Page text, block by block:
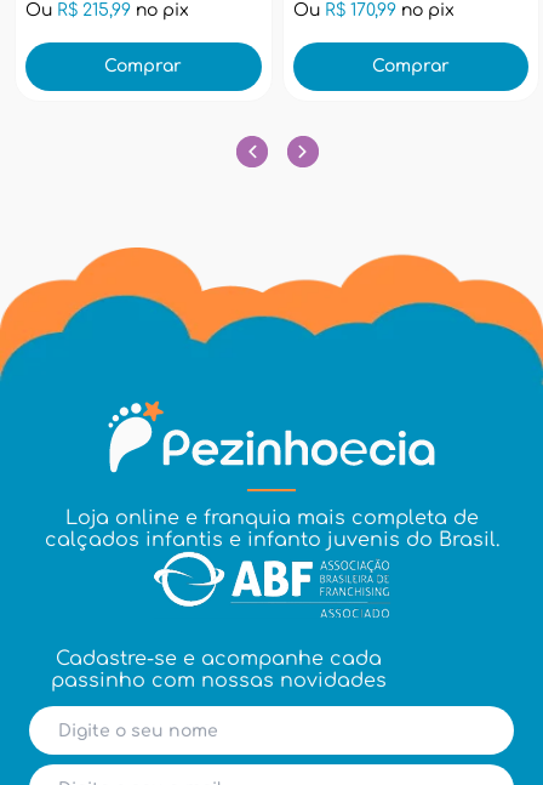
Ou R$ 215,99 no pix
Comprar
Ou R$ 170,99no pix
Comprar
Loja online e franquia mais completa de
calçados infantis e infanto juvenis do Brasil.
Cadastre-se e acompanhe cada
passinho com nossas novidades